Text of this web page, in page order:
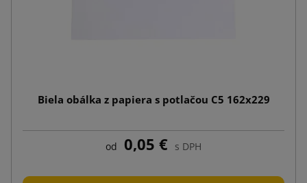
Biela obálka z papiera s potlačou C5 162x229
od 0,05 € s DPH